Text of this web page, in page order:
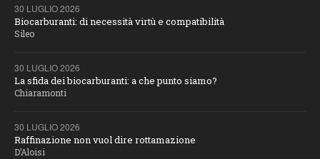
30 LUGLIO 2026
Biocarburanti: di necessità virtù e compatibilità
Sileo
30 LUGLIO 2026
La sfida dei biocarburanti: a che punto siamo?
Chiaramonti
30 LUGLIO 2026
Raffinazione non vuol dire rottamazione
D’Aloisi